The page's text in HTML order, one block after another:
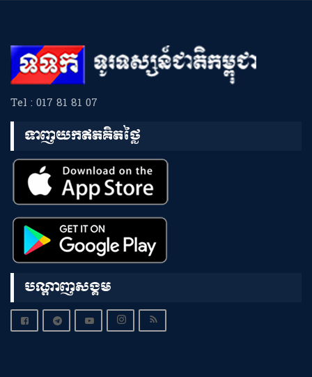
Tel : 017 81 81 07
ទាញយកឥតគិតថ្លៃ
បណ្តាញសង្គម